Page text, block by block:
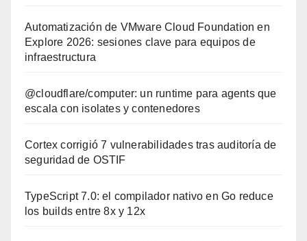
Automatización de VMware Cloud Foundation en
Explore 2026: sesiones clave para equipos de
infraestructura
@cloudflare/computer: un runtime para agents que
escala con isolates y contenedores
Cortex corrigió 7 vulnerabilidades tras auditoría de
seguridad de OSTIF
TypeScript 7.0: el compilador nativo en Go reduce
los builds entre 8x y 12x